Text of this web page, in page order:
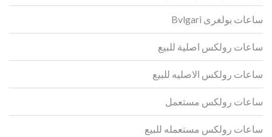
ساعات بولغرى Bvlgari
ساعات رولكس اصلية للبيع
ساعات رولكس الاصليه للبيع
ساعات رولكس مستعمل
ساعات رولكس مستعمله للبيع